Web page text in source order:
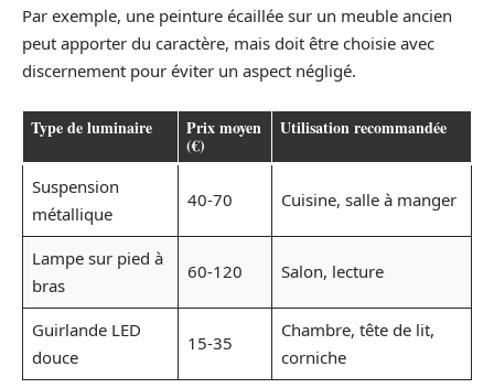
Par exemple, une peinture écaillée sur un meuble ancien
peut apporter du caractère, mais doit être choisie avec
discernement pour éviter un aspect négligé.
Type de luminaire Prix moyen
(€)
Utilisation recommandée
Suspension
métallique
40-70 Cuisine, salle à manger
Lampe sur pied à
bras
60-120 Salon, lecture
Guirlande LED
douce
15-35
Chambre, tête de lit,
corniche